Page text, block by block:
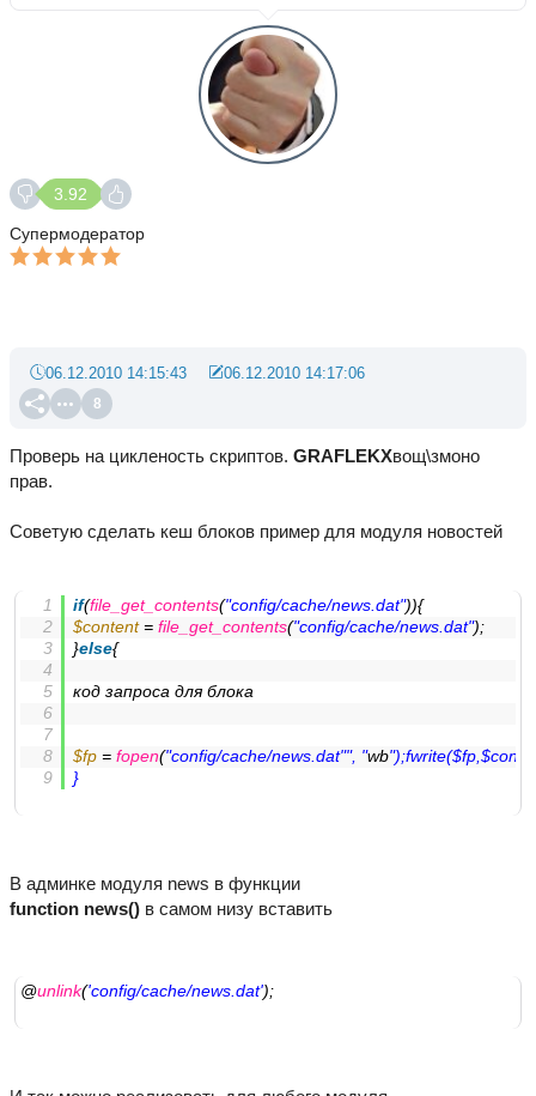
3.92
Супермодератор
8
06.12.2010 14:15:43 06.12.2010 14:17:06
Проверь на цикленость скриптов. GRAFLEKXвощ\змоно
прав.
Советую сделать кеш блоков пример для модуля новостей
if(file_get_contents("config/cache/news.dat")){
$content = file_get_contents("config/cache/news.dat");
}else{
код запроса для блока
$fp = fopen("config/cache/news.dat"", "wb");fwrite($fp,
}
В админке модуля news в функции
function news() в самом низу вставить
@unlink('config/cache/news.dat');